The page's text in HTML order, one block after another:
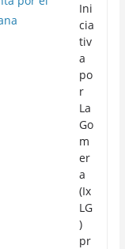
Ini
cia
tiv
a
po
r
La
Go
m
er
a
(Ix
LG
)
pr